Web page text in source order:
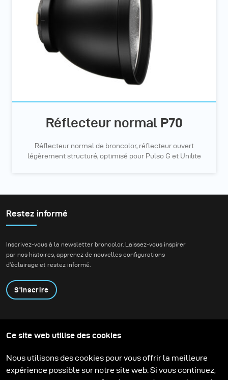
Réflecteur normal P70
Réflecteur normal de broncolor, réflecteur ouvert
légèrement structuré, optimisé pour Pulso G et Unilite
Restez informé
Inscrivez-vous à la newsletter broncolor. Laissez-vous inspirer
par nos histoires, apprenez de nouvelles configurations
d'éclairage et restez informé.
S'inscrire
Contactez-nous
Technologies
Support
Carrière
Media Center
Ce site web utilise des cookies
Nous utilisons des cookies pour vous offrir la meilleure
expérience possible sur notre site web. Si vous continuez,